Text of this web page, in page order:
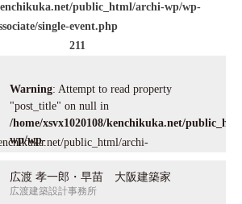
public_html/archi-wp/wp-
single-event.php
211
public_html/archi-
single-
Warning: Attempt to read property
"post_title" on null in
/home/xsvx1020108/kenchikuka.net/
wp/wp-
event.phpon line226
広渡 孝一郎・早苗 大阪建築家
広渡建築設計事務所